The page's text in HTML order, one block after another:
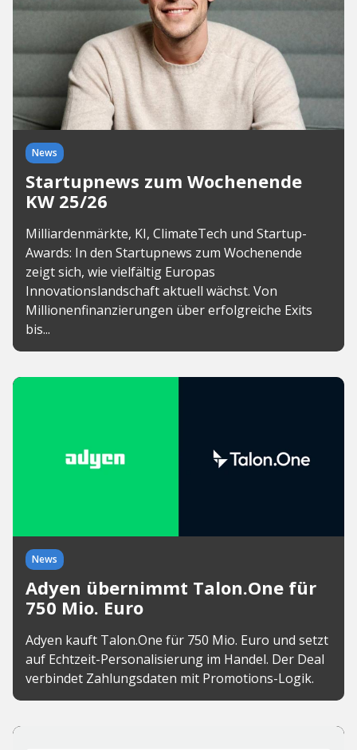
News
Startupnews zum Wochenende
KW 25/26
Milliardenmärkte, KI, ClimateTech und Startup-
Awards: In den Startupnews zum Wochenende
zeigt sich, wie vielfältig Europas
Innovationslandschaft aktuell wächst. Von
Millionenfinanzierungen über erfolgreiche Exits
bis...
News
Adyen übernimmt Talon.One für
750 Mio. Euro
Adyen kauft Talon.One für 750 Mio. Euro und setzt
auf Echtzeit-Personalisierung im Handel. Der Deal
verbindet Zahlungsdaten mit Promotions-Logik.